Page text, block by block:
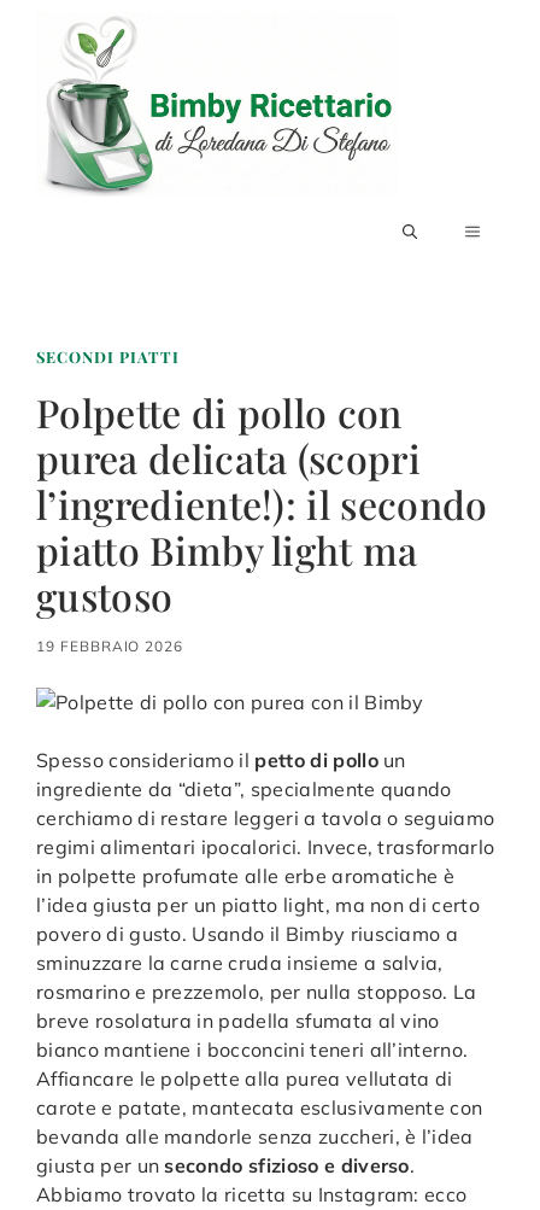
contenuto
MENU
SECONDI PIATTI
Polpette di pollo con
purea delicata (scopri
l’ingrediente!): il secondo
piatto Bimby light ma
gustoso
19 FEBBRAIO 2026
Spesso consideriamo il petto di polloun
ingrediente da “dieta”, specialmente quando
cerchiamo di restare leggeri a tavola o seguiamo
regimi alimentari ipocalorici. Invece, trasformarlo
in polpette profumate alle erbe aromatiche è
l’idea giusta per un piatto light, ma non di certo
povero di gusto. Usando il Bimby riusciamo a
sminuzzare la carne cruda insieme a salvia,
rosmarino e prezzemolo, per nulla stopposo. La
breve rosolatura in padella sfumata al vino
bianco mantiene i bocconcini teneri all’interno.
Affiancare le polpette alla purea vellutata di
carote e patate, mantecata esclusivamente con
bevanda alle mandorle senza zuccheri, è l’idea
giusta per unsecondo sfizioso e diverso.
Abbiamo trovato la ricetta su Instagram: ecco